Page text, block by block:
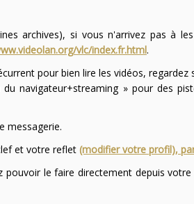
archives), si vous n'arrivez pas à
vlc/index.fr.html.
pour bien lire les vidéos,
navigateur+streaming » pour des
messagerie.
et votre reflet (modifier votre profil),
pouvoir le faire directement depuis